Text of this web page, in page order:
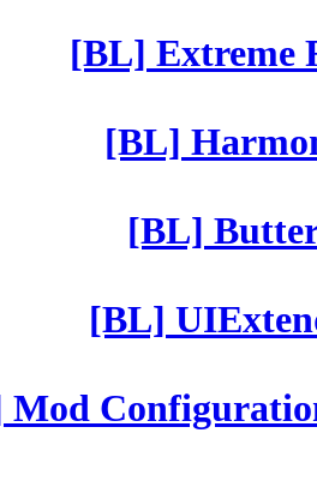
[BL] Extreme
[BL]
[BL]
[BL]